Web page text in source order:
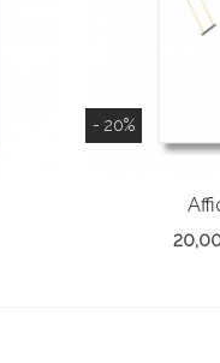
- 20%